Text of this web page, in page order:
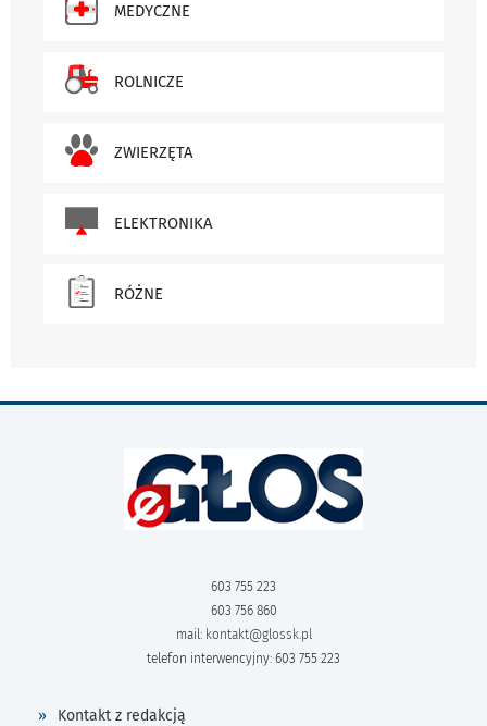
MEDYCZNE
ROLNICZE
ZWIERZĘTA
ELEKTRONIKA
RÓŻNE
603 755 223
603 756 860
mail: kontakt@glossk.pl
telefon interwencyjny: 603 755 223
Kontakt z redakcją